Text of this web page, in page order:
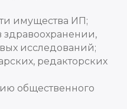
имущества ИП;
здравоохранении,
исследований;
редакторских
общественного